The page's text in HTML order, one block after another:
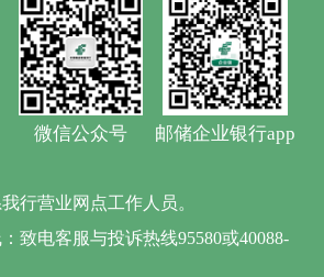
微信公众号 邮储企业银行app
行营业网点工作人员。
致电客服与投诉热线95580或40088-